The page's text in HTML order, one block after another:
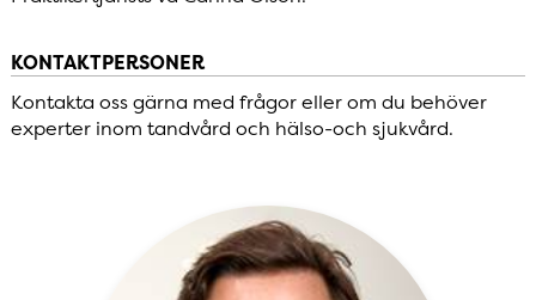
KONTAKTPERSONER
Kontakta oss gärna med frågor eller om du behöver
experter inom tandvård och hälso-och sjukvård.